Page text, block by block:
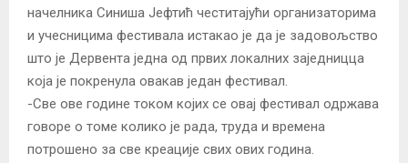
начелника Синиша Јефтић честитајући организаторима
и учесницима фестивала истакао је да је задовољство
што је Дервента једна од првих локалних заједницца
која је покренула овакав један фестивал.
-Све ове године током којих се овај фестивал одржава
говоре о томе колико је рада, труда и времена
потрошено за све креације свих ових година.